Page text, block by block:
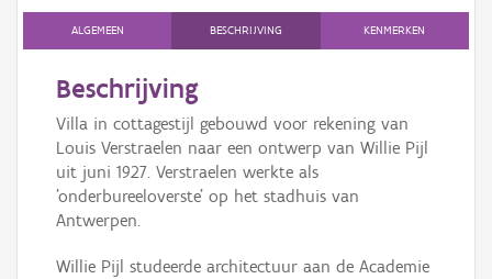
ALGEMEEN BESCHRIJVING KENMERKEN
Beschrijving
Villa in cottagestijl gebouwd voor rekening van
Louis Verstraelen naar een ontwerp van Willie Pijl
uit juni 1927. Verstraelen werkte als
'onderbureeloverste' op het stadhuis van
Antwerpen.
Willie Pijl studeerde architectuur aan de Academie